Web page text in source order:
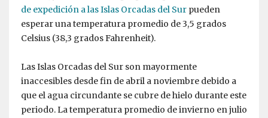
de expedición a las Islas Orcadas del Sur pueden
esperar una temperatura promedio de 3,5 grados
Celsius (38,3 grados Fahrenheit).
Las Islas Orcadas del Sur son mayormente
inaccesibles desde fin de abril a noviembre debido a
que el agua circundante se cubre de hielo durante este
periodo. La temperatura promedio de invierno en julio